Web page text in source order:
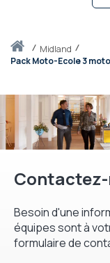
Accueilmidland
Pack Moto-Ecole 3
Besoin d'une
équipes sont à
formulaire de